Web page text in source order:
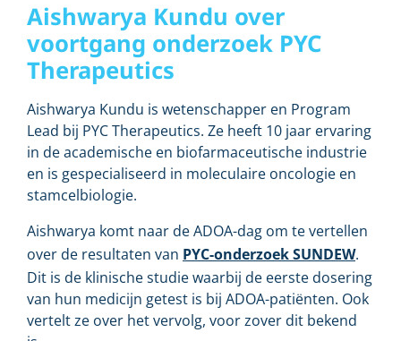
Aishwarya Kundu over
voortgang onderzoek PYC
Therapeutics
Aishwarya Kundu is wetenschapper en Program
Lead bij PYC Therapeutics. Ze heeft 10 jaar ervaring
in de academische en biofarmaceutische industrie
en is gespecialiseerd in moleculaire oncologie en
stamcelbiologie.
Aishwarya komt naar de ADOA-dag om te vertellen
over de resultaten van PYC-onderzoek SUNDEW.
Dit is de klinische studie waarbij de eerste dosering
van hun medicijn getest is bij ADOA-patiënten. Ook
vertelt ze over het vervolg, voor zover dit bekend